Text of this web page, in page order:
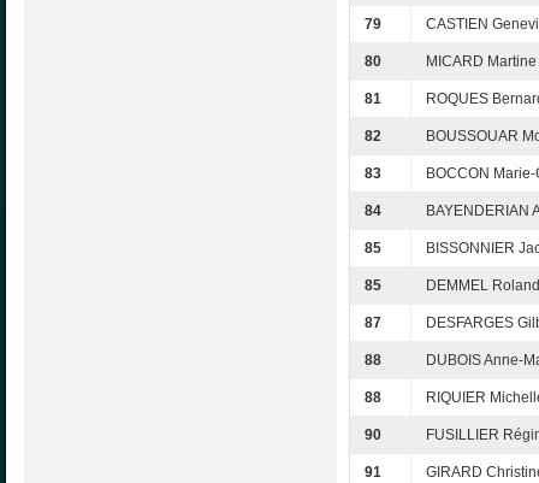
79 CASTIEN
80 MICARD Martine
81 ROQUES
82 BOUSSOUAR
83 BOCCON
84 BAYENDERIAN
85 BISSONNIER
85 DEMMEL Roland
87 DESFARGES
88 DUBOIS Anne-
88 RIQUIER
90 FUSILLIER
91 GIRARD